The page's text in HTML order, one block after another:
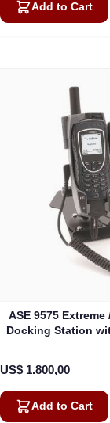
Add to Cart
ASE 9575 Extreme
Docking Station
US$ 1.800,00
Add to Cart